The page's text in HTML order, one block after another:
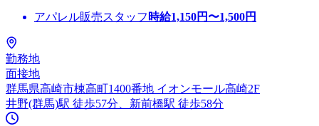
アパレル販売スタッフ 時給1,150円〜1,500円
勤務地
面接地
群馬県高崎市棟高町1400番地 イオンモール高崎2F
井野(群馬)駅 徒歩57分、新前橋駅 徒歩58分